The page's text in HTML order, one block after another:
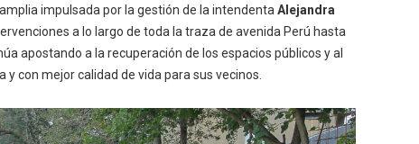
impulsada por la gestión de la intendenta Alejandra
a lo largo de toda la traza de avenida Perú hasta
apostando a la recuperación de los espacios públicos y al
con mejor calidad de vida para sus vecinos.